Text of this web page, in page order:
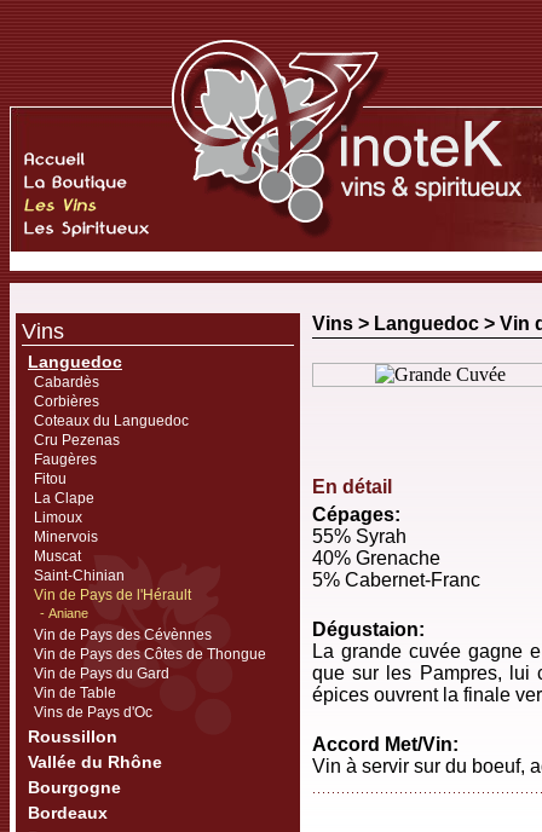
Vins
Languedoc
Cabardès
Corbières
Coteaux du Languedoc
Cru Pezenas
Faugères
Fitou
La Clape
Limoux
Minervois
Muscat
Saint-Chinian
Vin de Pays de l'Hérault
- Aniane
Vin de Pays des Cévènnes
Vin de Pays des Côtes de Thongue
Vin de Pays du Gard
Vin de Table
Vins de Pays d'Oc
Roussillon
Vallée du Rhône
Bourgogne
Bordeaux
Vins > Languedoc > Vin
En détail
Cépages:
55% Syrah
40% Grenache
5% Cabernet-Franc
Dégustaion:
La grande cuvée gagne
que sur les Pampres, lui
épices ouvrent la finale
Accord Met/Vin:
Vin à servir sur du boeuf,